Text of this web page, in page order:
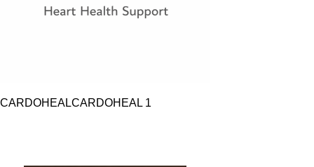
CARDOHEALCARDOHEAL 1